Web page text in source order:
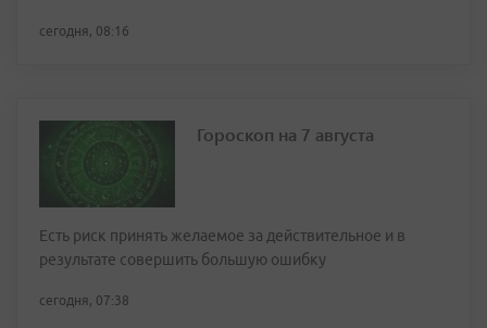
сегодня, 08:16
Гороскоп на 7 августа
Есть риск принять желаемое за действительное и в
результате совершить большую ошибку
сегодня, 07:38